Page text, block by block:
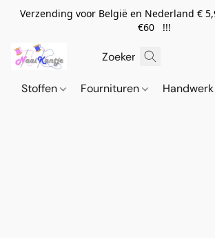
Verzending voor België en Nederland €
€60 !!!
Stoffen Fournituren